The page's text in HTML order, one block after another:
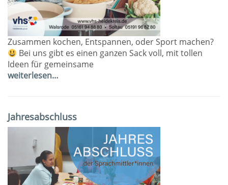
Zusammen kochen, Entspannen, oder Sport machen?
Bei uns gibt es einen ganzen Sack voll, mit tollen
Ideen für gemeinsame
weiterlesen…
Jahresabschluss